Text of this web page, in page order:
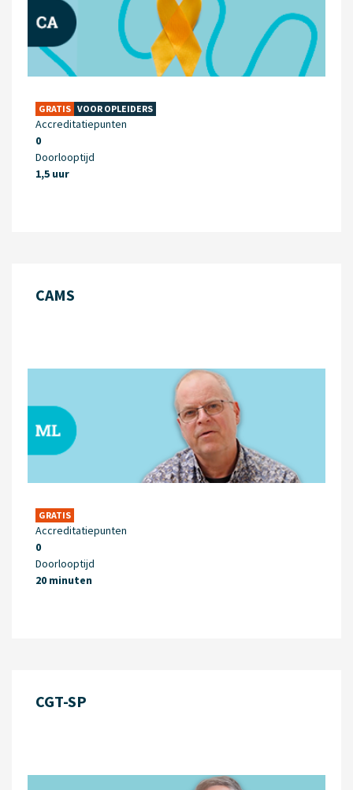
GRATIS VOOR OPLEIDERS
Accreditatiepunten
0
Doorlooptijd
1,5 uur
CAMS
GRATIS
Accreditatiepunten
0
Doorlooptijd
20 minuten
CGT-SP